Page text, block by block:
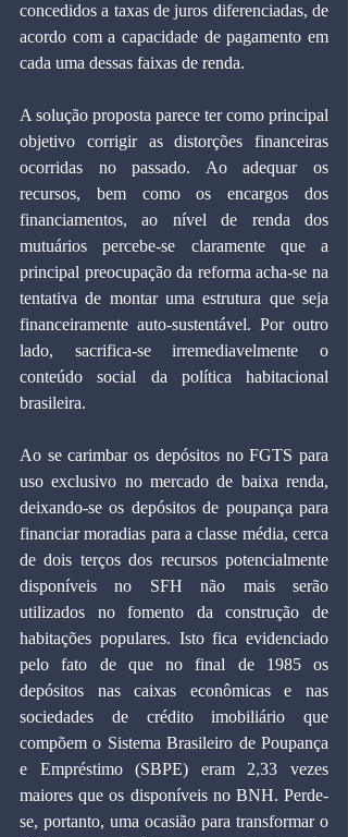
concedidos a taxas de juros diferenciadas, de
acordo com a capacidade de pagamento em
cada uma dessas faixas de renda.
A solução proposta parece ter como principal
objetivo corrigir as distorções financeiras
ocorridas no passado. Ao adequar os
recursos, bem como os encargos dos
financiamentos, ao nível de renda dos
mutuários percebe-se claramente que a
principal preocupação da reforma acha-se na
tentativa de montar uma estrutura que seja
financeiramente auto-sustentável. Por outro
lado, sacrifica-se irremediavelmente o
conteúdo social da política habitacional
brasileira.
Ao se carimbar os depósitos no FGTS para
uso exclusivo no mercado de baixa renda,
deixando-se os depósitos de poupança para
financiar moradias para a classe média, cerca
de dois terços dos recursos potencialmente
disponíveis no SFH não mais serão
utilizados no fomento da construção de
habitações populares. Isto fica evidenciado
pelo fato de que no final de 1985 os
depósitos nas caixas econômicas e nas
sociedades de crédito imobiliário que
compõem o Sistema Brasileiro de Poupança
e Empréstimo (SBPE) eram 2,33 vezes
maiores que os disponíveis no BNH. Perde-
se, portanto, uma ocasião para transformar o